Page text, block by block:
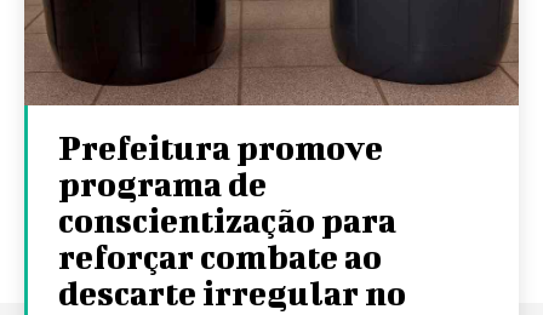
Prefeitura promove
programa de
conscientização para
reforçar combate ao
descarte irregular no